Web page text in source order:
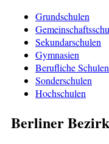
Grundschulen
Sekundarschulen
Gymnasien
Berufliche Schulen
Sonderschulen
Hochschulen
Berliner